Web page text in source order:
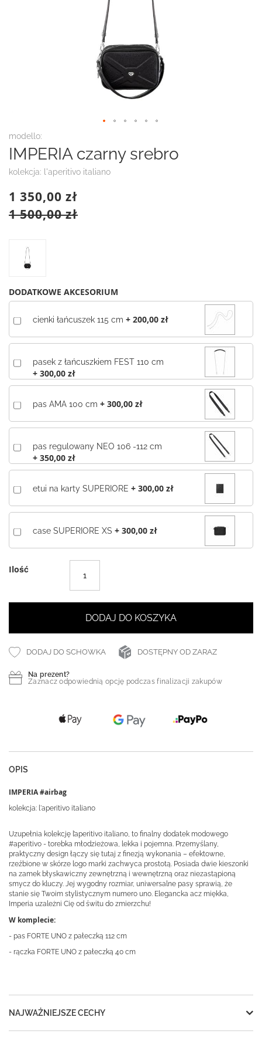
modello:
IMPERIA czarny srebro
kolekcja: l'aperitivo italiano
1 350,00 zł
1 500,00 zł
DODATKOWE AKCESORIUM
cienki łańcuszek 115 cm + 200,00 zł
pasek z łańcuszkiem FEST 110 cm
+ 300,00 zł
pas AMA 100 cm + 300,00 zł
pas regulowany NEO 106 -112 cm
+ 350,00 zł
etui na karty SUPERIORE + 300,00 zł
case SUPERIORE XS + 300,00 zł
Ilość
DODAJ DO KOSZYKA
DODAJ DO SCHOWKA DOSTĘPNY OD ZARAZ
Na prezent?
Zaznacz odpowiednią opcję podczas finalizacji zakupów
OPIS
IMPERIA #airbag
kolekcja: l'aperitivo italiano
Uzupełnia kolekcję l’aperitivo italiano, to finalny dodatek modowego
#aperitivo - torebka młodzieżowa, lekka i pojemna. Przemyślany,
praktyczny design łączy się tutaj z finezją wykonania – efektowne,
rzeźbione w skórze logo marki zachwyca prostotą. Posiada dwie kieszonki
na zamek błyskawiczny zewnętrzną i wewnętrzną oraz niezastąpioną
smycz do kluczy. Jej wygodny rozmiar, uniwersalne pasy sprawią, że
stanie się Twoim stylistycznym numero uno. Elegancka acz miękka,
Imperia uzależni Cię od świtu do zmierzchu!
W komplecie:
- pas FORTE UNO z pałeczką 112 cm
- rączka FORTE UNO z pałeczką 40 cm
NAJWAŻNIEJSZE CECHY
Przejdź
na
początek
galerii